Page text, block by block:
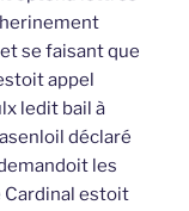
se faisant que
appel
ledit bail à
déclaré
les
Cardinal estoit